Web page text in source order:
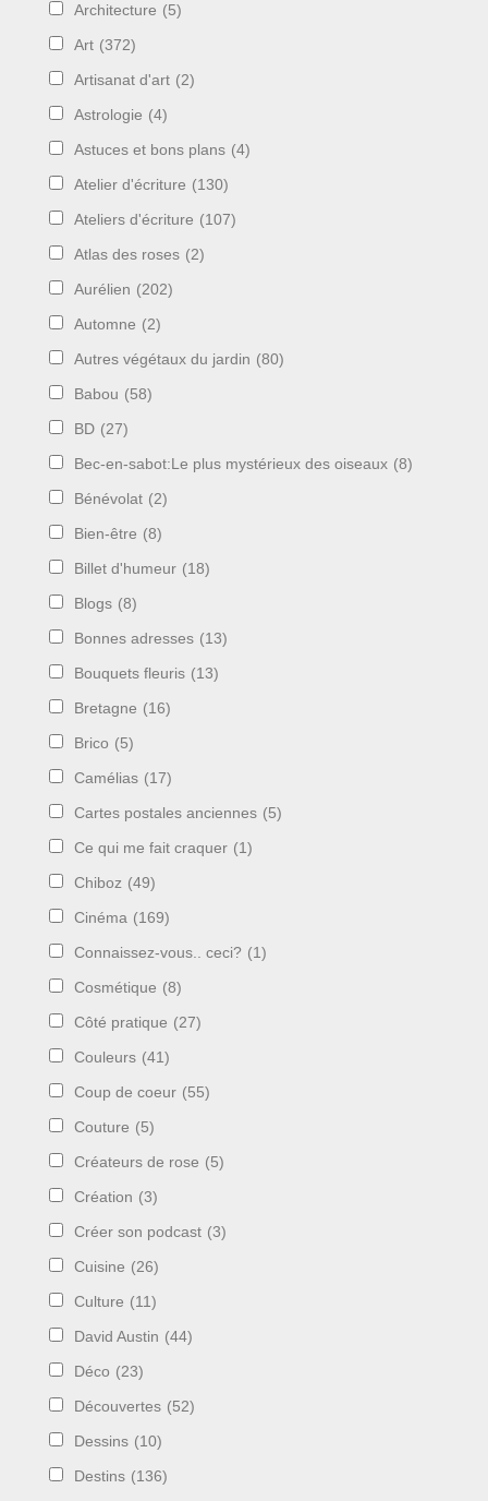
Architecture (5)
Art (372)
Artisanat d'art (2)
Astrologie (4)
Astuces et bons plans (4)
Atelier d'écriture (130)
Ateliers d'écriture (107)
Atlas des roses (2)
Aurélien (202)
Automne (2)
Autres végétaux du jardin (80)
Babou (58)
BD (27)
Bec-en-sabot:Le plus mystérieux des oiseaux (8)
Bénévolat (2)
Bien-être (8)
Billet d'humeur (18)
Blogs (8)
Bonnes adresses (13)
Bouquets fleuris (13)
Bretagne (16)
Brico (5)
Camélias (17)
Cartes postales anciennes (5)
Ce qui me fait craquer (1)
Chiboz (49)
Cinéma (169)
Connaissez-vous.. ceci? (1)
Cosmétique (8)
Côté pratique (27)
Couleurs (41)
Coup de coeur (55)
Couture (5)
Créateurs de rose (5)
Création (3)
Créer son podcast (3)
Cuisine (26)
Culture (11)
David Austin (44)
Déco (23)
Découvertes (52)
Dessins (10)
Destins (136)